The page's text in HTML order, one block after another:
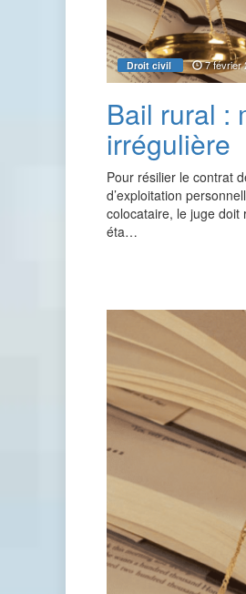
Droit civil 7 février
Bail rural :
irrégulière
Pour résilier le contrat
d’exploitation
colocataire, le juge
éta…